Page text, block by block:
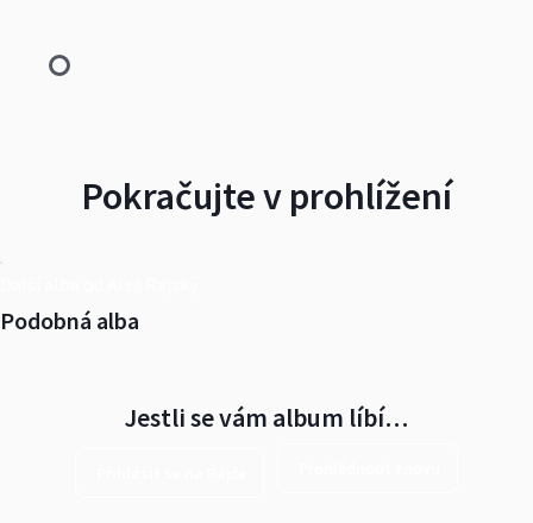
Pokračujte v prohlížení
Podobná alba
Jestli se vám album líbí…